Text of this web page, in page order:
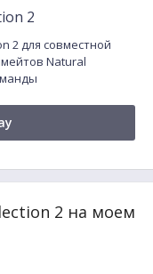
2
2 для совместной
Natural
2 на моем